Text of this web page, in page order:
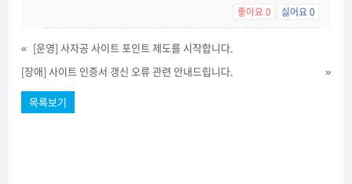
좋아요0 싫어요0
« [운영] 사자공 사이트 포인트 제도를 시작합니다.
[장애] 사이트 인증서 갱신 오류 관련 안내드립니다.
»
목록보기